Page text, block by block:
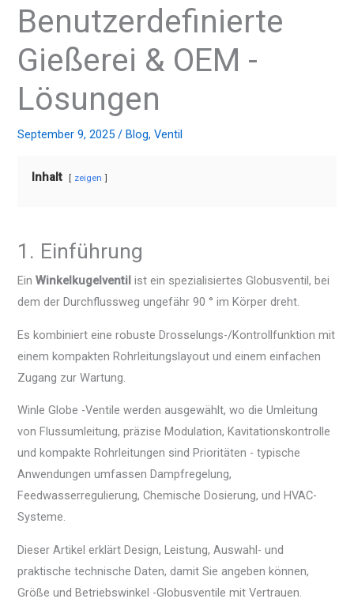
Benutzerdefinierte
Gießerei & OEM -
Lösungen
September 9, 2025/Blog,Ventil
Inhalt zeigen
1. Einführung
EinWinkelkugelventil ist ein spezialisiertes Globusventil, bei
dem der Durchflussweg ungefähr 90 ° im Körper dreht.
Es kombiniert eine robuste Drosselungs-/Kontrollfunktion mit
einem kompakten Rohrleitungslayout und einem einfachen
Zugang zur Wartung.
Winle Globe -Ventile werden ausgewählt, wo die Umleitung
von Flussumleitung, präzise Modulation, Kavitationskontrolle
und kompakte Rohrleitungen sind Prioritäten - typische
Anwendungen umfassen Dampfregelung,
Feedwasserregulierung, Chemische Dosierung, und HVAC-
Systeme.
Dieser Artikel erklärt Design, Leistung, Auswahl- und
praktische technische Daten, damit Sie angeben können,
Größe und Betriebswinkel -Globusventile mit Vertrauen.